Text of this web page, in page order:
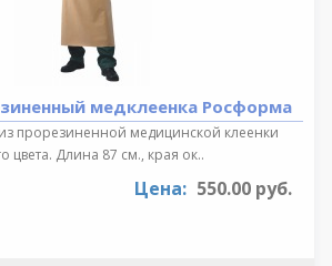
медклеенка Росформа
прорезиненной медицинской клеенки
цвета. Длина 87 см., края ок..
Цена: 550.00 руб.